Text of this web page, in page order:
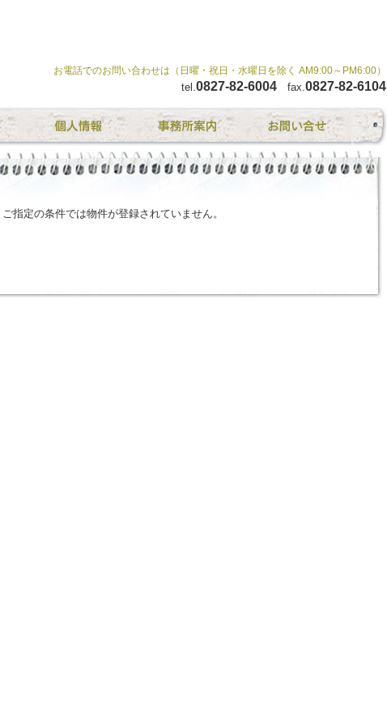
お電話でのお問い合わせは（日曜・祝日・水曜日を除く AM9:00～PM6:00）
tel.0827-82-6004 fax.0827-82-6104
ご指定の条件では物件が登録されていません。